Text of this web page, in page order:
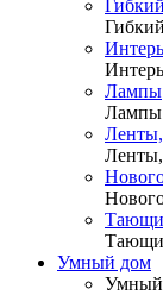
Лампы
Лампы
Умный дом